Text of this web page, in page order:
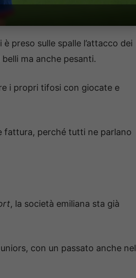
preso sulle spalle l’attacco dei
ma anche pesanti.
i propri tifosi con giocate e
fattura, perché tutti ne parlano
, la società emiliana sta già
con un passato anche nel